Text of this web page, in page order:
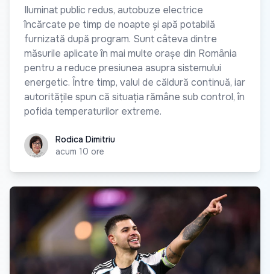
Iluminat public redus, autobuze electrice
încărcate pe timp de noapte și apă potabilă
furnizată după program. Sunt câteva dintre
măsurile aplicate în mai multe orașe din România
pentru a reduce presiunea asupra sistemului
energetic. Între timp, valul de căldură continuă, iar
autoritățile spun că situația rămâne sub control, în
pofida temperaturilor extreme.
Rodica Dimitriu
Rodica Dimitriu
acum 10 ore